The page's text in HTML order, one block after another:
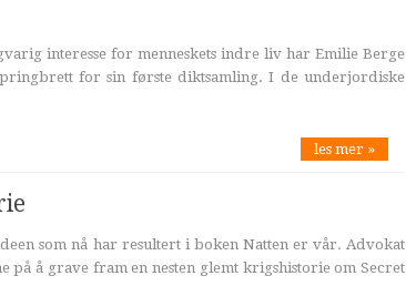
interesse for menneskets indre liv har Emilie Berge
for sin første diktsamling. I de underjordiske
les mer »
som nå har resultert i boken Natten er vår. Advokat
å grave fram en nesten glemt krigshistorie om Secret